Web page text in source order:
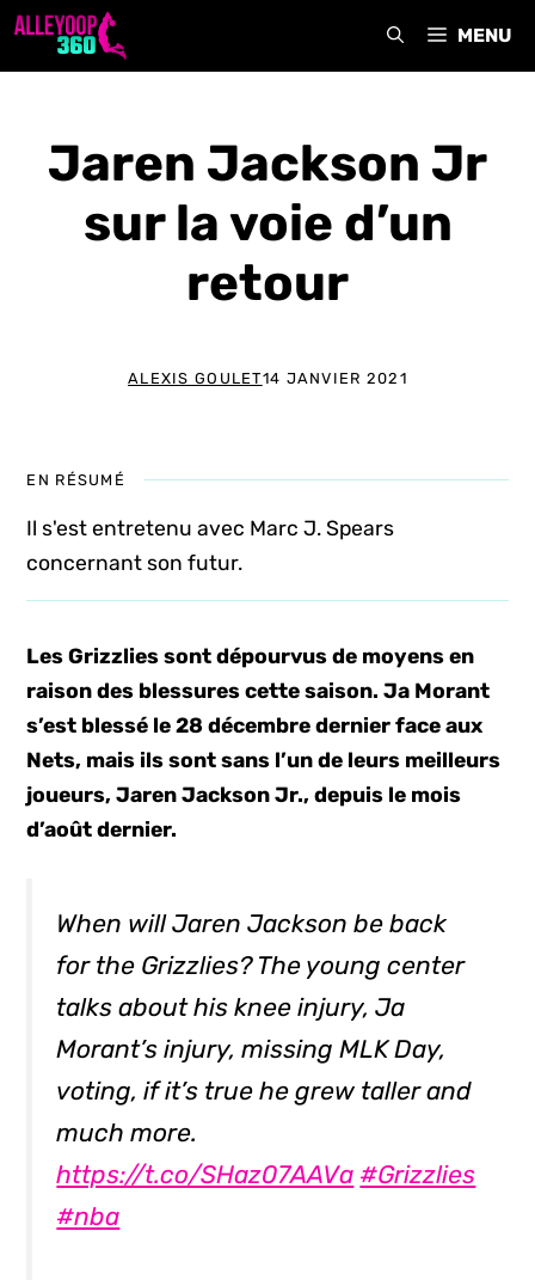
Aller
MENU
Jaren Jackson Jr
sur la voie d’un
retour
ALEXIS GOULET14 JANVIER 2021
EN RÉSUMÉ
Il s'est entretenu avec Marc J. Spears
concernant son futur.
Les Grizzlies sont dépourvus de moyens en
raison des blessures cette saison. Ja Morant
s’est blessé le 28 décembre dernier face aux
Nets, mais ils sont sans l’un de leurs meilleurs
joueurs, Jaren Jackson Jr., depuis le mois
d’août dernier.
When will Jaren Jackson be back
for the Grizzlies? The young center
talks about his knee injury, Ja
Morant’s injury, missing MLK Day,
voting, if it’s true he grew taller and
much more.
https://t.co/SHaz07AAVa #Grizzlies
#nba